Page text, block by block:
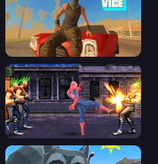
Free Rally: Vice
Spider Hero Street Fight